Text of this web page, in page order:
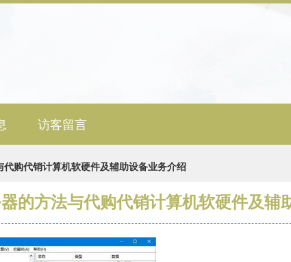
访客留言
购代销计算机软硬件及辅助设备业务介绍
的方法与代购代销计算机软硬件及辅